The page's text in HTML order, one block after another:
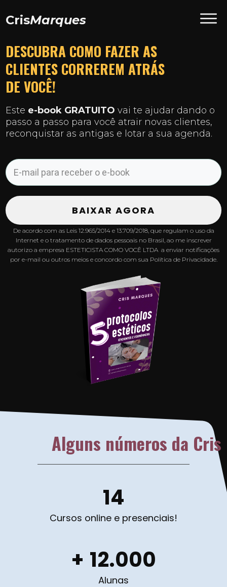
CrisMarques
DESCUBRA COMO FAZER AS
CLIENTES CORREREM ATRÁS
DE VOCÊ!
Este e-book GRATUITO vai te ajudar dando o
passo a passo para você atrair novas clientes,
reconquistar as antigas e lotar a sua agenda.
BAIXAR AGORA
De acordo com as Leis 12.965/2014 e 13.709/2018, que regulam o uso da
Internet e o tratamento de dados pessoais no Brasil, ao me inscrever
autorizo a empresa ESTETICISTA COMO VOCÊ LTDA a enviar notificações
por e-mail ou outros meios e concordo com sua Política de Privacidade.
Alguns números da Cris
14
Cursos online e presenciais!
+ 12.000
Alunas